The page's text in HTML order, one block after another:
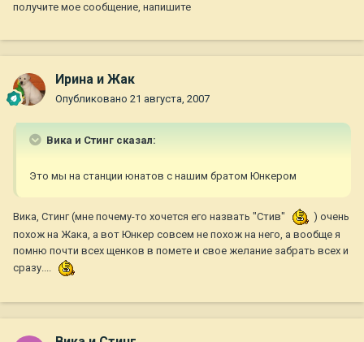
получите мое сообщение, напишите
Ирина и Жак
Опубликовано 21 августа, 2007
Вика и Стинг сказал:
Это мы на станции юнатов с нашим братом Юнкером
Вика, Стинг (мне почему-то хочется его назвать "Стив"
) очень
похож на Жака, а вот Юнкер совсем не похож на него, а вообще я
помню почти всех щенков в помете и свое желание забрать всех и
сразу....